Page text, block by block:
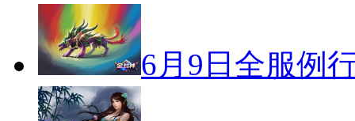
6月9日全服例